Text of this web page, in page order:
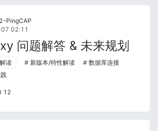
PingCAP
02:11
问题解答 & 未来规划
读 新版本/特性解读
数据库连接
12